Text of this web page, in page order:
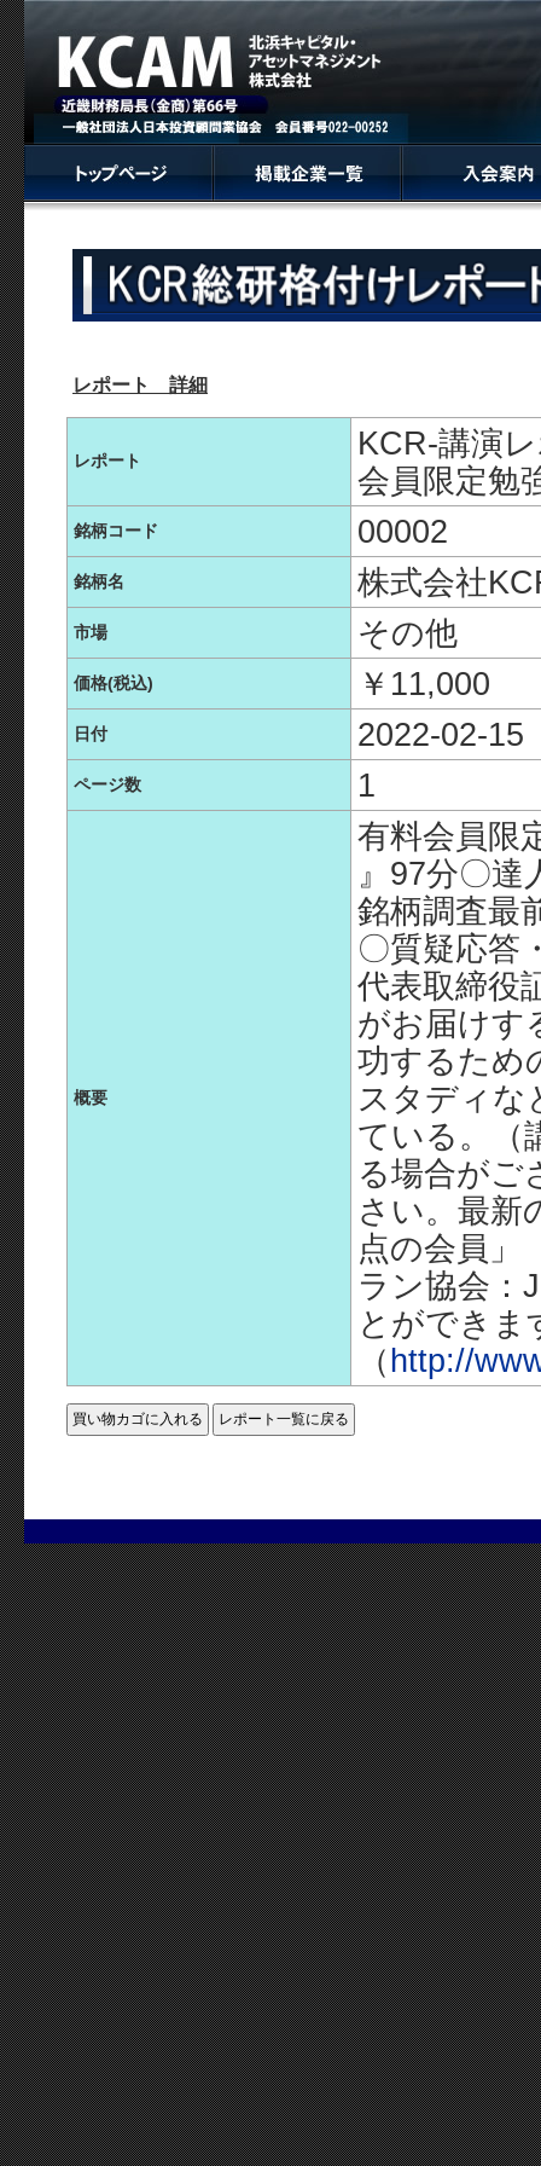
レポート 詳細
レポート
KCR-講演
会員限定勉
銘柄コード 00002
銘柄名 株式会社
市場 その他
価格(税込) ￥11,000
日付 2022-02-15
ページ数 1
概要
有料会員限
』97分〇
銘柄調査最
〇質疑応答
代表取締役
がお届けす
功するため
スタディな
ている。（
る場合がご
さい。最新
点の会員」
ラン協会：
とができま
（http://